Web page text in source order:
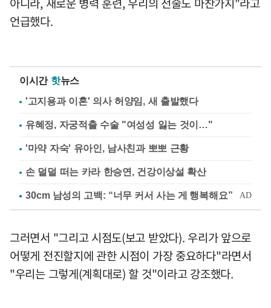
언급했다.
이시간 핫뉴스
'고지용과 이혼' 의사 허양임, 새 출발했다
유혜정, 자궁적출 수술 "여성성 잃는 것이…"
'마약 자숙' 유아인, 남사친과 뽀뽀 근황
손 덜덜 떠는 카라 한승연, 건강이상설 확산
그러면서 "그리고 시점도(보고 받았다). 우리가 앞으로
어떻게 전진할지에 관한 시점이 가장 중요하다"라면서
"우리는 그렇게(계획대로) 할 것"이라고 강조했다.